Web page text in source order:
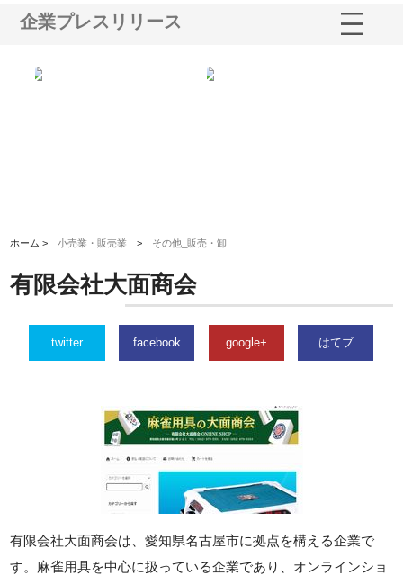
企業プレスリリース
ホーム >小売業・販売業 > その他_販売・卸
有限会社大面商会
twitter facebook google+ はてブ
有限会社大面商会は、愛知県名古屋市に拠点を構える企業で
す。麻雀用具を中心に扱っている企業であり、オンラインショ